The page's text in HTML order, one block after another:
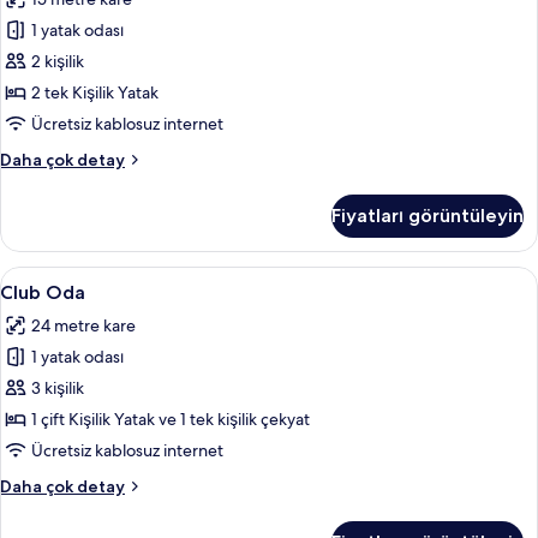
Ayrı
Yataklı
Oda,
2
Tek
Yatak
fotoğrafları
görün
1 yatak odası
2 kişilik
2 tek Kişilik Yatak
Ücretsiz kablosuz internet
Daha çok detay
Classic
Oda,
Tek
Yatak
hakkında
fazla
detay
Fiyatları görüntüleyin
Club
Oda
için
tüm
fotoğrafları
görün
Club Oda | Kaliteli yatak takımı,
11
Club Oda
24 metre kare
1 yatak odası
3 kişilik
1 çift Kişilik Yatak ve 1 tek kişilik çekyat
Ücretsiz kablosuz internet
Daha çok detay
Club